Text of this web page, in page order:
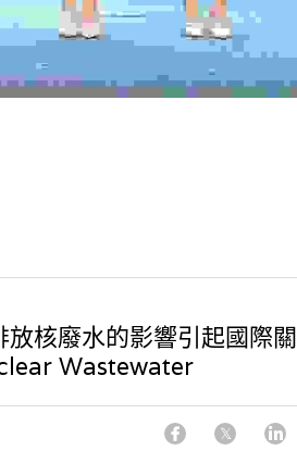
放核廢水的影響引起國際關
Wastewater